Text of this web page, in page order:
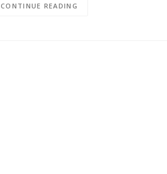
CONTINUE READING